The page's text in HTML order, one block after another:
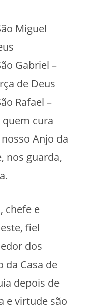
Miguel
Gabriel –
de Deus
Rafael –
quem cura
Anjo da
nos guarda,
chefe e
fiel
dos
da Casa de
depois de
e virtude são